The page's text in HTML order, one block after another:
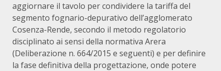
aggiornare il tavolo per condividere la tariffa del
segmento fognario-depurativo dell’agglomerato
Cosenza-Rende, secondo il metodo regolatorio
disciplinato ai sensi della normativa Arera
(Deliberazione n. 664/2015 e seguenti) e per definire
la fase definitiva della progettazione, onde potere